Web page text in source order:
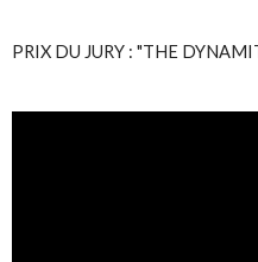
PRIX DU JURY : "THE